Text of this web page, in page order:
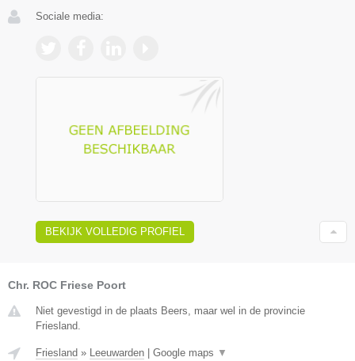
Sociale media:
BEKIJK VOLLEDIG PROFIEL
Chr. ROC Friese Poort
Niet gevestigd in de plaats Beers, maar wel in de provincie
Friesland.
Friesland » Leeuwarden Google maps ▼